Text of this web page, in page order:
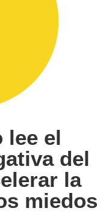
lee el
del
la
miedos